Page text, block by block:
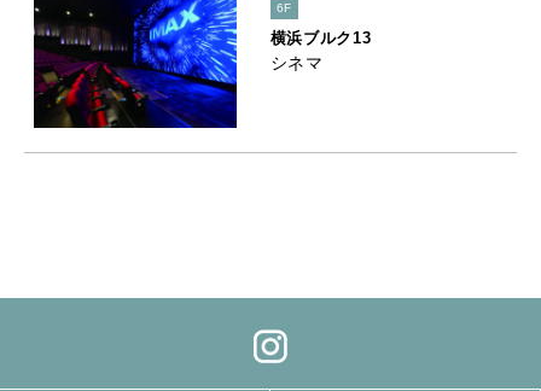
6F
横浜ブルク13
シネマ